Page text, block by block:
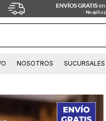
NOSOTROS SUCURSALES